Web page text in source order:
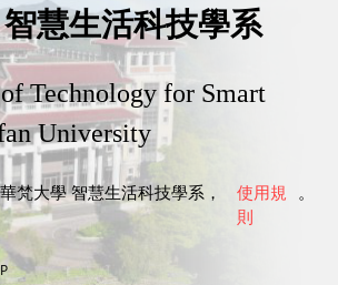
慧生活科技學系
Technology for Smart
University
梵大學 智慧生活科技學系，
使用規
則
。